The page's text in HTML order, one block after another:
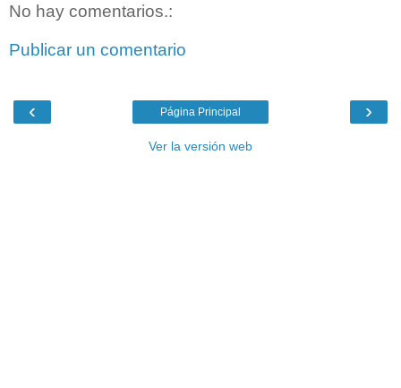
No hay comentarios.:
Publicar un comentario
‹ ›
Página Principal
Ver la versión web